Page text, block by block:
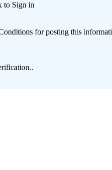
to Sign in
for posting this